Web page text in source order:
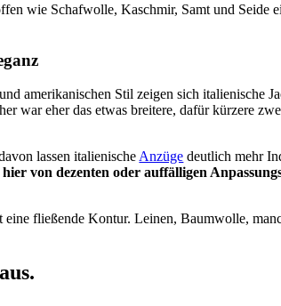
wie Schafwolle, Kaschmir, Samt und Seide
amerikanischen Stil zeigen sich italienische
war eher das etwas breitere, dafür kürzere
lassen italienische Anzüge deutlich mehr
von dezenten oder auffälligen
fließende Kontur. Leinen, Baumwolle,